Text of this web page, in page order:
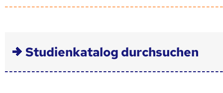
Studienkatalog durchsuchen